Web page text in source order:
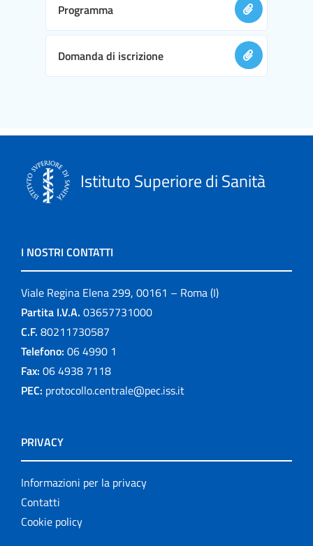
Programma
Domanda di iscrizione
Istituto Superiore di Sanità
I NOSTRI CONTATTI
Viale Regina Elena 299, 00161 – Roma (I)
Partita I.V.A. 03657731000
C.F. 80211730587
Telefono: 06 4990 1
Fax: 06 4938 7118
PEC: protocollo.centrale@pec.iss.it
PRIVACY
Informazioni per la privacy
Contatti
Cookie policy